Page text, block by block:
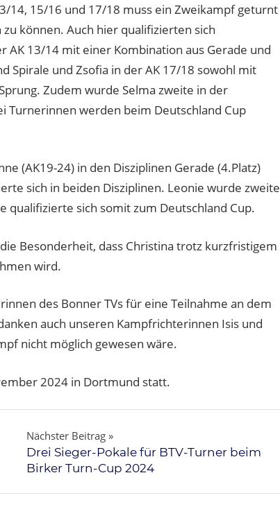
14, 15/16 und 17/18 muss ein Zweikampf geturnt
können. Auch hier qualifizierten sich
AK 13/14 mit einer Kombination aus Gerade und
Spirale und Zsofia in der AK 17/18 sowohl mit
Zudem wurde Selma zweite in der
Turnerinnen werden beim Deutschland Cup
(AK19-24) in den Disziplinen Gerade (4.Platz)
sich in beiden Disziplinen. Leonie wurde zweite
qualifizierte sich somit zum Deutschland Cup.
Besonderheit, dass Christina trotz kurzfristigem
wird.
des Bonner TVs für eine Teilnahme an dem
auch unseren Kampfrichterinnen Isis und
nicht möglich gewesen wäre.
2024 in Dortmund statt.
Nächster Beitrag
Drei Sieger-Pokale für BTV-Turner beim
Birker Turn-Cup 2024